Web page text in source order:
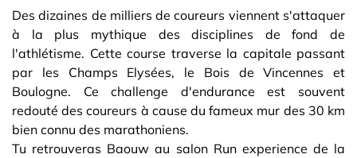
Des dizaines de milliers de coureurs viennent s'attaquer
à la plus mythique des disciplines de fond de
l'athlétisme. Cette course traverse la capitale passant
par les Champs Elysées, le Bois de Vincennes et
Boulogne. Ce challenge d'endurance est souvent
redouté des coureurs à cause du fameux mur des 30 km
bien connu des marathoniens.
Tu retrouveras Baouw au salon Run experience de la